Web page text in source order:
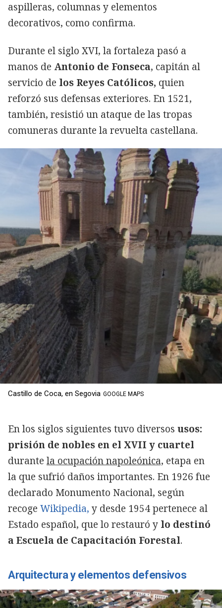
aspilleras, columnas y elementos
decorativos, como confirma.
Durante el siglo XVI, la fortaleza pasó a
manos de Antonio de Fonseca, capitán al
servicio de los Reyes Católicos, quien
reforzó sus defensas exteriores. En 1521,
también, resistió un ataque de las tropas
comuneras durante la revuelta castellana.
Castillo de Coca, en Segovia GOOGLE MAPS
En los siglos siguientes tuvo diversos usos:
prisión de nobles en el XVII y cuartel
durante la ocupación napoleónica, etapa en
la que sufrió daños importantes. En 1926 fue
declarado Monumento Nacional, según
recoge Wikipedia, y desde 1954 pertenece al
Estado español, que lo restauró y lo destinó
a Escuela de Capacitación Forestal.
Arquitectura y elementos defensivos